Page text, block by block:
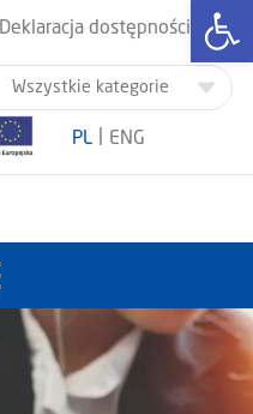
Deklaracja dostępności
PL ENG